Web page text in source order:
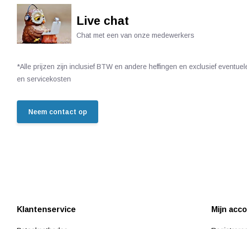
Live chat
Chat met een van onze medewerkers
*Alle prijzen zijn inclusief BTW en andere heffingen en exclusief
en servicekosten
Neem contact op
Klantenservice Mijn